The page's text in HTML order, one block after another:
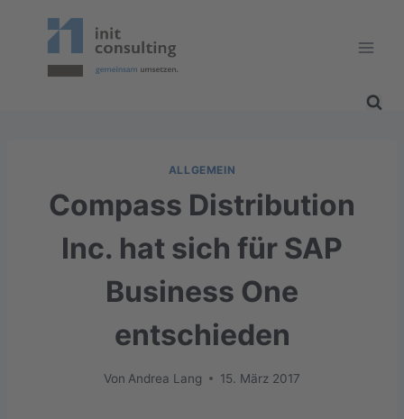
ALLGEMEIN
Compass Distribution
Inc. hat sich für SAP
Business One
entschieden
Von Andrea Lang 15. März 2017